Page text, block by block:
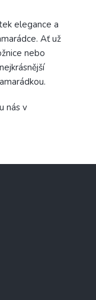
elegance a
Ať už
nebo
nás v